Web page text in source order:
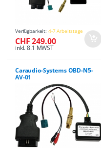
Verfügbarkeit: 4-7 Arbeitstage
CHF 249.00
inkl. 8.1 MWST
Caraudio-Systems OBD-N5-
AV-01